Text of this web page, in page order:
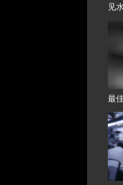
见
最